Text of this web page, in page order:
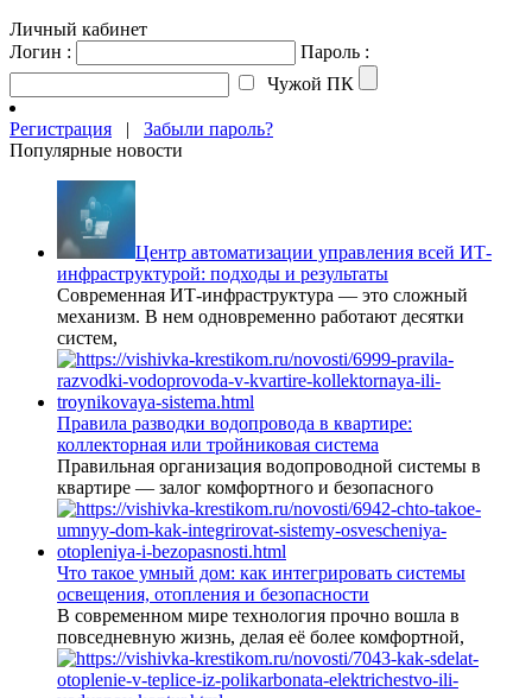
Личный кабинет
Логин :
Пароль :
Чужой ПК
Регистрация | Забыли пароль?
Популярные новости
Центр автоматизации управления всей ИТ-
инфраструктурой: подходы и результаты
Современная ИТ-инфраструктура — это сложный
механизм. В нем одновременно работают десятки
систем,
Правила разводки водопровода в квартире:
коллекторная или тройниковая система
Правильная организация водопроводной системы в
квартире — залог комфортного и безопасного
Что такое умный дом: как интегрировать системы
освещения, отопления и безопасности
В современном мире технология прочно вошла в
повседневную жизнь, делая её более комфортной,